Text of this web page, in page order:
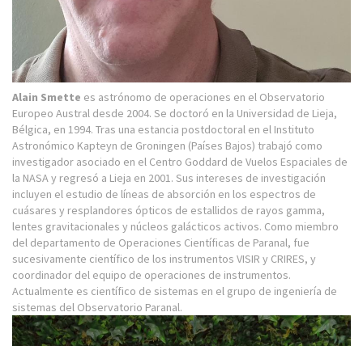
Alain Smette es astrónomo de operaciones en el Observatorio
Europeo Austral desde 2004. Se doctoró en la Universidad de Lieja,
Bélgica, en 1994. Tras una estancia postdoctoral en el Instituto
Astronómico Kapteyn de Groningen (Países Bajos) trabajó como
investigador asociado en el Centro Goddard de Vuelos Espaciales de
la NASA y regresó a Lieja en 2001. Sus intereses de investigación
incluyen el estudio de líneas de absorción en los espectros de
cuásares y resplandores ópticos de estallidos de rayos gamma,
lentes gravitacionales y núcleos galácticos activos. Como miembro
del departamento de Operaciones Científicas de Paranal, fue
sucesivamente científico de los instrumentos VISIR y CRIRES, y
coordinador del equipo de operaciones de instrumentos.
Actualmente es científico de sistemas en el grupo de ingeniería de
sistemas del Observatorio Paranal.